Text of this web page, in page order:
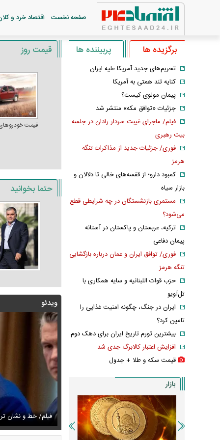
صفحه نخست اقتصاد خرد و
قیمت روز
قیمت
حتما بخوانید
ویدئو
قالیباف خواهش کردیم که رئیس تیم مذاکره‌کننده
فیلم/ خط و نشان
جدید صابر ابر در فضای مجازی پربازدید شد عکس دیده‌نشده
برگزیده ها پربیننده ها
تحریم‌های جدید آمریکا علیه ایران
کنایه تند همتی به آمریکا
پیمان مولوی کیست؟
جزئیات «توافق مکه» منتشر شد
فیلم/ ماجرای غیبت سردار رادان در جلسه
بیت رهبری
فوری/ جزئیات جدید از مذاکرات تنگه
هرمز
کمبود دارو؛ از قفسه‌های خالی تا دلالان و
بازار سیاه
مستمری بازنشستگان در چه شرایطی قطع
می‌شود؟
ترکیه، عربستان و پاکستان در آستانه
پیمان دفاعی
فوری/ توافق ایران و عمان درباره بازگشایی
تنگه هرمز
حزب قوات اللبنانیه و سایه همکاری با
تل‌آویو
ایران در جنگ، چگونه امنیت غذایی را
تامین کرد؟
بیشترین تورم تاریخ ایران برای دهک دوم
افزایش اعتبار کالابرگ جدی شد
قیمت سکه و طلا + جدول
بازار